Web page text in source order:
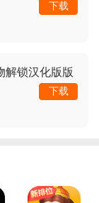
下载
解锁汉化版版
器)
下载